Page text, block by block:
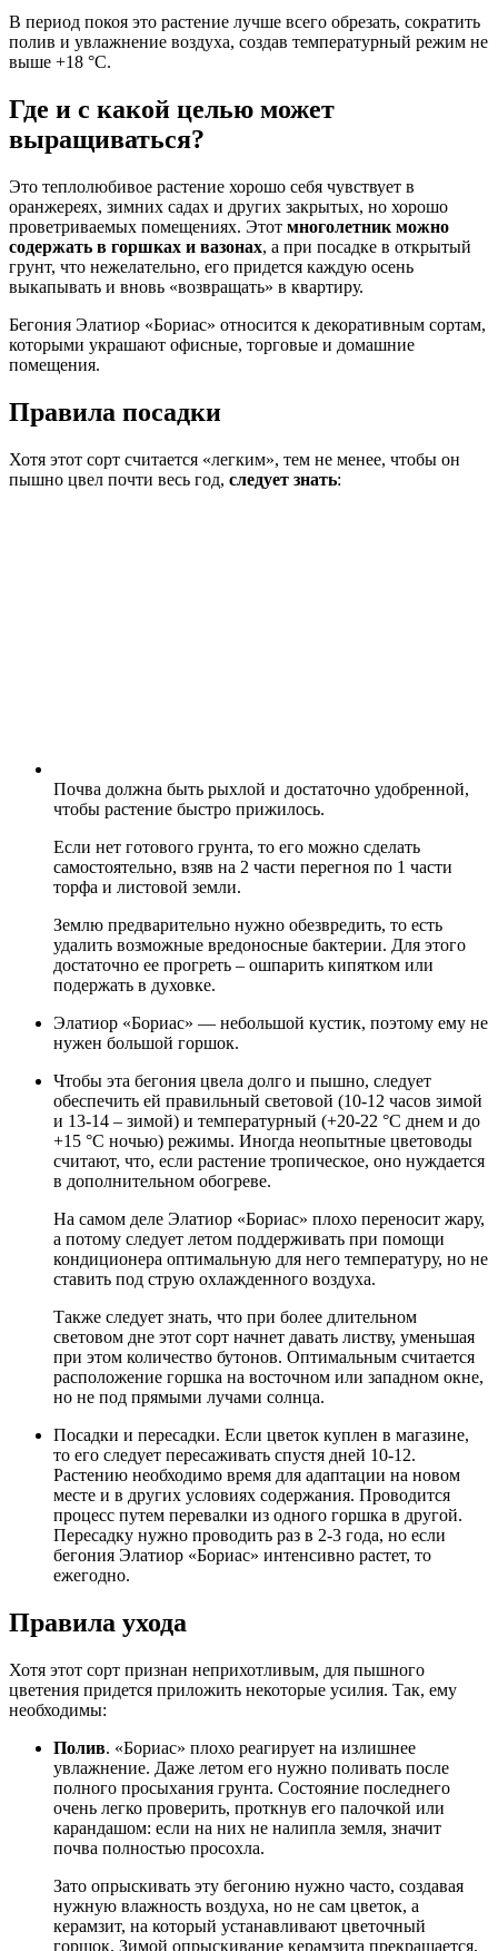
В период покоя это растение лучше всего обрезать, сократить
полив и увлажнение воздуха, создав температурный режим не
выше +18 °С.
Где и с какой целью может
выращиваться?
Это теплолюбивое растение хорошо себя чувствует в
оранжереях, зимних садах и других закрытых, но хорошо
проветриваемых помещениях. Этот многолетник можно
содержать в горшках и вазонах, а при посадке в открытый
грунт, что нежелательно, его придется каждую осень
выкапывать и вновь «возвращать» в квартиру.
Бегония Элатиор «Бориас» относится к декоративным сортам,
которыми украшают офисные, торговые и домашние
помещения.
Правила посадки
Хотя этот сорт считается «легким», тем не менее, чтобы он
пышно цвел почти весь год, следует знать:
Почва должна быть рыхлой и достаточно удобренной,
чтобы растение быстро прижилось.
Если нет готового грунта, то его можно сделать
самостоятельно, взяв на 2 части перегноя по 1 части
торфа и листовой земли.
Землю предварительно нужно обезвредить, то есть
удалить возможные вредоносные бактерии. Для этого
достаточно ее прогреть – ошпарить кипятком или
подержать в духовке.
Элатиор «Бориас» — небольшой кустик, поэтому ему не
нужен большой горшок.
Чтобы эта бегония цвела долго и пышно, следует
обеспечить ей правильный световой (10-12 часов зимой
и 13-14 – зимой) и температурный (+20-22 °С днем и до
+15 °С ночью) режимы. Иногда неопытные цветоводы
считают, что, если растение тропическое, оно нуждается
в дополнительном обогреве.
На самом деле Элатиор «Бориас» плохо переносит жару,
а потому следует летом поддерживать при помощи
кондиционера оптимальную для него температуру, но не
ставить под струю охлажденного воздуха.
Также следует знать, что при более длительном
световом дне этот сорт начнет давать листву, уменьшая
при этом количество бутонов. Оптимальным считается
расположение горшка на восточном или западном окне,
но не под прямыми лучами солнца.
Посадки и пересадки. Если цветок куплен в магазине,
то его следует пересаживать спустя дней 10-12.
Растению необходимо время для адаптации на новом
месте и в других условиях содержания. Проводится
процесс путем перевалки из одного горшка в другой.
Пересадку нужно проводить раз в 2-3 года, но если
бегония Элатиор «Бориас» интенсивно растет, то
ежегодно.
Правила ухода
Хотя этот сорт признан неприхотливым, для пышного
цветения придется приложить некоторые усилия. Так, ему
необходимы:
Полив. «Бориас» плохо реагирует на излишнее
увлажнение. Даже летом его нужно поливать после
полного просыхания грунта. Состояние последнего
очень легко проверить, проткнув его палочкой или
карандашом: если на них не налипла земля, значит
почва полностью просохла.
Зато опрыскивать эту бегонию нужно часто, создавая
нужную влажность воздуха, но не сам цветок, а
керамзит, на который устанавливают цветочный
горшок. Зимой опрыскивание керамзита прекращается,